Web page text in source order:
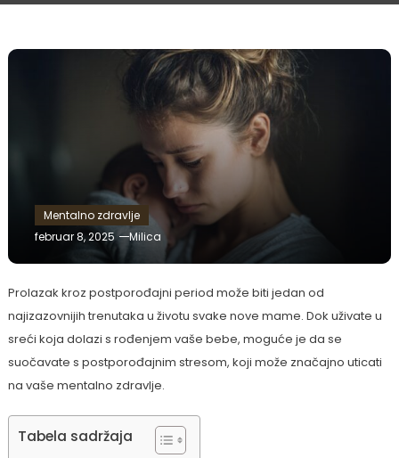
Mentalno zdravlje
februar 8, 2025
Milica
Prolazak kroz postporođajni period može biti jedan od
najizazovnijih trenutaka u životu svake nove mame. Dok uživate u
sreći koja dolazi s rođenjem vaše bebe, moguće je da se
suočavate s postporođajnim stresom, koji može značajno uticati
na vaše mentalno zdravlje.
Tabela sadržaja